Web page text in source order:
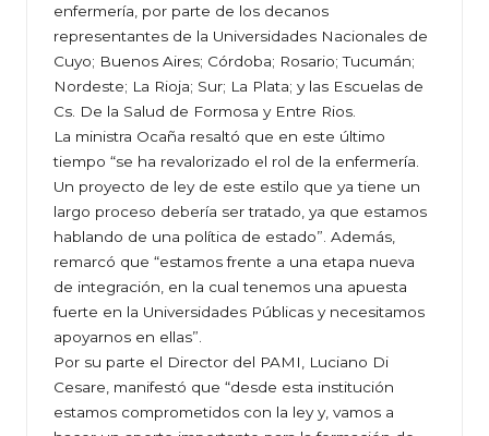
enfermería, por parte de los decanos
representantes de la Universidades Nacionales de
Cuyo; Buenos Aires; Córdoba; Rosario; Tucumán;
Nordeste; La Rioja; Sur; La Plata; y las Escuelas de
Cs. De la Salud de Formosa y Entre Rios.
La ministra Ocaña resaltó que en este último
tiempo “se ha revalorizado el rol de la enfermería.
Un proyecto de ley de este estilo que ya tiene un
largo proceso debería ser tratado, ya que estamos
hablando de una política de estado”. Además,
remarcó que “estamos frente a una etapa nueva
de integración, en la cual tenemos una apuesta
fuerte en la Universidades Públicas y necesitamos
apoyarnos en ellas”.
Por su parte el Director del PAMI, Luciano Di
Cesare, manifestó que “desde esta institución
estamos comprometidos con la ley y, vamos a